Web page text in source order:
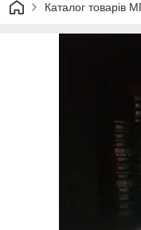
Каталог товарів